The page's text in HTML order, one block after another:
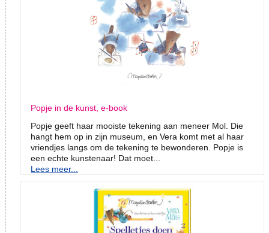
Popje in de kunst, e-book
Popje geeft haar mooiste tekening aan meneer Mol. Die
hangt hem op in zijn museum, en Vera komt met al haar
vriendjes langs om de tekening te bewonderen. Popje is
een echte kunstenaar! Dat moet...
Lees meer...